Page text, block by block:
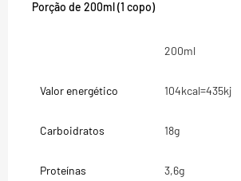
Porção de 200ml (1 copo)
200ml
Valor energético 104kcal=435kj
Carboidratos 18g
Proteínas 3,6g